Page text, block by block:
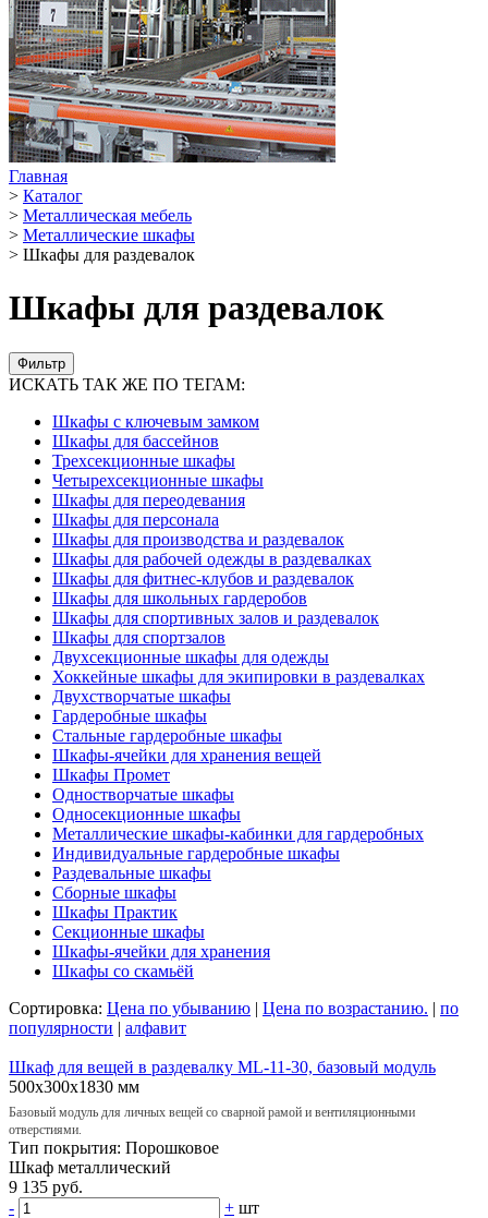
Главная
> Каталог
> Металлическая мебель
> Металлические шкафы
> Шкафы для раздевалок
Шкафы для раздевалок
Фильтр
ИСКАТЬ ТАК ЖЕ ПО ТЕГАМ:
Шкафы с ключевым замком
Шкафы для бассейнов
Трехсекционные шкафы
Четырехсекционные шкафы
Шкафы для переодевания
Шкафы для персонала
Шкафы для производства и раздевалок
Шкафы для рабочей одежды в раздевалках
Шкафы для фитнес-клубов и раздевалок
Шкафы для школьных гардеробов
Шкафы для спортивных залов и раздевалок
Шкафы для спортзалов
Двухсекционные шкафы для одежды
Хоккейные шкафы для экипировки в раздевалках
Двухстворчатые шкафы
Гардеробные шкафы
Стальные гардеробные шкафы
Шкафы-ячейки для хранения вещей
Шкафы Промет
Одностворчатые шкафы
Односекционные шкафы
Металлические шкафы-кабинки для гардеробных
Индивидуальные гардеробные шкафы
Раздевальные шкафы
Сборные шкафы
Шкафы Практик
Секционные шкафы
Шкафы-ячейки для хранения
Шкафы со скамьёй
Сортировка: Цена по убыванию | Цена по возрастанию. | по
популярности | алфавит
Шкаф для вещей в раздевалку ML-11-30, базовый модуль
500х300х1830 мм
Базовый модуль для личных вещей со сварной рамой и вентиляционными
отверстиями.
Тип покрытия: Порошковое
Шкаф металлический
9 135 руб.
-
+ шт